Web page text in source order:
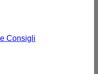
Consigli